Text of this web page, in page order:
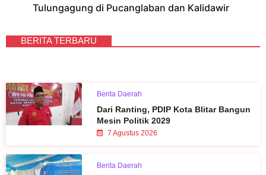
Tulungagung di Pucanglaban dan Kalidawir
BERITA TERBARU
Berita Daerah
Dari Ranting, PDIP Kota Blitar Bangun
Mesin Politik 2029
7 Agustus 2026
Berita Daerah